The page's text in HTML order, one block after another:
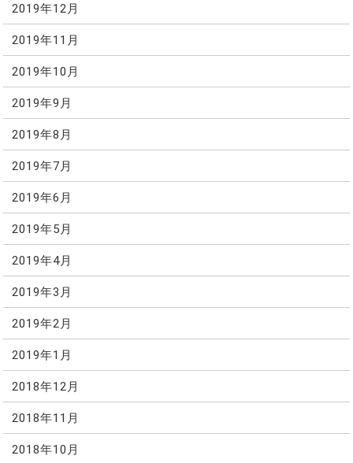
2019年12月
2019年11月
2019年10月
2019年9月
2019年8月
2019年7月
2019年6月
2019年5月
2019年4月
2019年3月
2019年2月
2019年1月
2018年12月
2018年11月
2018年10月